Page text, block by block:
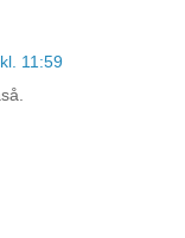
11:59